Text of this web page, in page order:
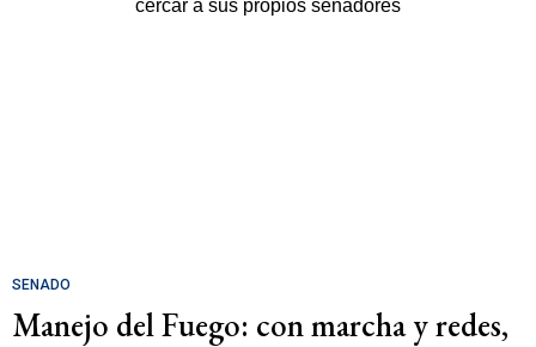
SENADO
Manejo del Fuego: con marcha y redes,